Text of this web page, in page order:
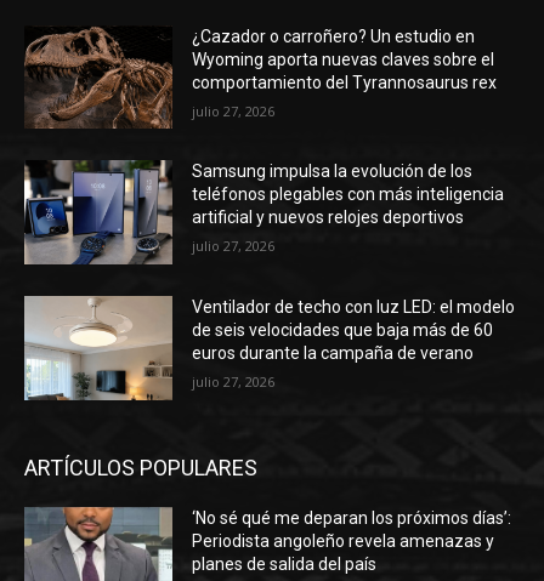
¿Cazador o carroñero? Un estudio en
Wyoming aporta nuevas claves sobre el
comportamiento del Tyrannosaurus rex
julio 27, 2026
Samsung impulsa la evolución de los
teléfonos plegables con más inteligencia
artificial y nuevos relojes deportivos
julio 27, 2026
Ventilador de techo con luz LED: el modelo
de seis velocidades que baja más de 60
euros durante la campaña de verano
julio 27, 2026
ARTÍCULOS POPULARES
‘No sé qué me deparan los próximos días’:
Periodista angoleño revela amenazas y
planes de salida del país